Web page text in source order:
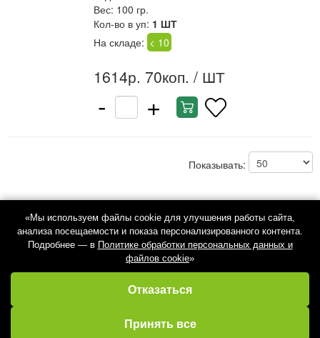
Избранное Кабинет
Вес: 100 гр.
Кол-во в уп: 1 ШТ
На складе: < 10
1614р. 70коп. / ШТ
- +
Показывать:
«Мы используем файлы cookie для улучшения работы сайта,
анализа посещаемости и показа персонализированного контента.
Подробнее — в Политике обработки персональных данных и
файлов cookie»
Отказаться
Принять все